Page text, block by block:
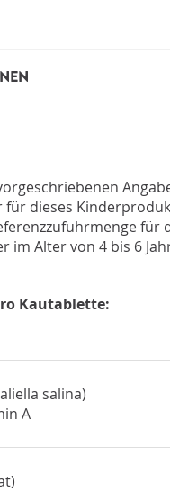
für dieses
für
im Alter von 4 bis 6
Kautablette:
salina)
A